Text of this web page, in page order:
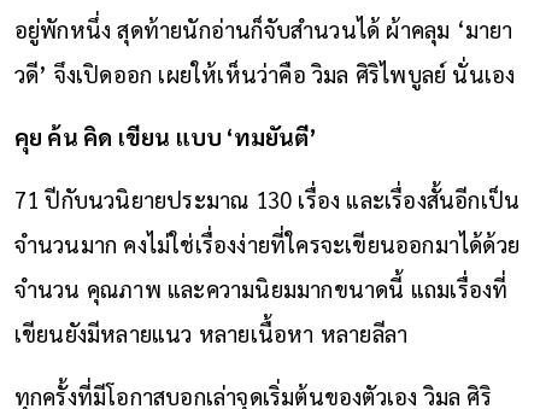
อยู่พักหนึ่ง สุดท้ายนักอ่านก็จับสำนวนได้ ผ้าคลุม ‘มายา
วดี’ จึงเปิดออก เผยให้เห็นว่าคือ วิมล ศิริไพบูลย์ นั่นเอง
คุย ค้น คิด เขียน แบบ ‘ทมยันตี’
71 ปีกับนวนิยายประมาณ 130 เรื่อง และเรื่องสั้นอีกเป็น
จำนวนมาก คงไม่ใช่เรื่องง่ายที่ใครจะเขียนออกมาได้ด้วย
จำนวน คุณภาพ และความนิยมมากขนาดนี้ แถมเรื่องที่
เขียนยังมีหลายแนว หลายเนื้อหา หลายลีลา
ทุกครั้งที่มีโอกาสบอกเล่าจุดเริ่มต้นของตัวเอง วิมล ศิริ